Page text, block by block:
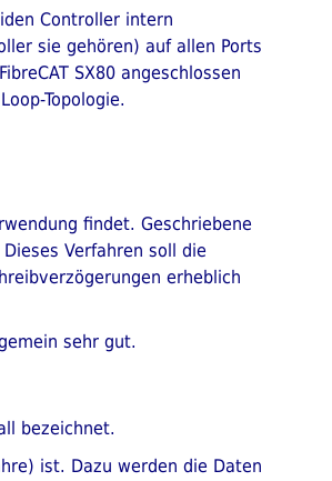
Controller intern
sie gehören) auf allen Ports
SX80 angeschlossen
Topologie.
findet. Geschriebene
Verfahren soll die
erheblich
sehr gut.
bezeichnet.
ist. Dazu werden die Daten